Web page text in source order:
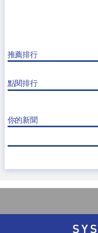
推薦排行
點閱排行
你的新聞